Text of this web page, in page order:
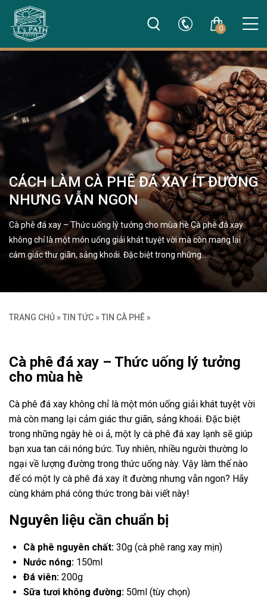
0
CÁCH LÀM CÀ PHÊ ĐÁ XAY ÍT ĐƯỜNG
NHƯNG VẪN NGON
Cà phê đá xay – Thức uống lý tưởng cho mùa hè Cà phê đá xay
không chỉ là một món uống giải khát tuyệt vời mà còn mang lại
cảm giác thư giãn, sảng khoái. Đặc biệt trong những…
TRANG CHỦ » TIN TỨC » TIN CÀ PHÊ »
Cà phê đá xay – Thức uống lý tưởng
cho mùa hè
Cà phê đá xay không chỉ là một món uống giải khát tuyệt vời
mà còn mang lại cảm giác thư giãn, sảng khoái. Đặc biệt
trong những ngày hè oi ả, một ly cà phê đá xay lạnh sẽ giúp
bạn xua tan cái nóng bức. Tuy nhiên, nhiều người thường lo
ngại về lượng đường trong thức uống này. Vậy làm thế nào
để có một ly cà phê đá xay ít đường nhưng vẫn ngon? Hãy
cùng khám phá công thức trong bài viết này!
Nguyên liệu cần chuẩn bị
Cà phê nguyên chất: 30g (cà phê rang xay mịn)
Nước nóng: 150ml
Đá viên: 200g
Sữa tươi không đường: 50ml (tùy chọn)